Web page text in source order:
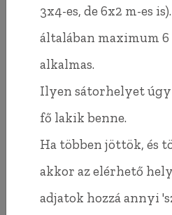
3x4-es, de 6x2 m-es
általában maximum 6
alkalmas.
Ilyen sátorhelyet úgy
fő lakik benne.
Ha többen jöttök, és
akkor az elérhető
adjatok hozzá annyi